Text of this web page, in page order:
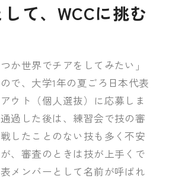
て、WCCに挑む
か世界でチアをしてみたい」
で、大学1年の夏ごろ日本代表
ウト（個人選抜）に応募しま
過した後は、練習会で技の審
したことのない技も多く不安
、審査のときは技が上手くで
メンバーとして名前が呼ばれ